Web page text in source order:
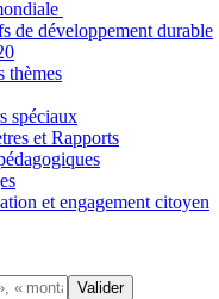
de développement durable
thèmes
spéciaux
et Rapports
et engagement citoyen